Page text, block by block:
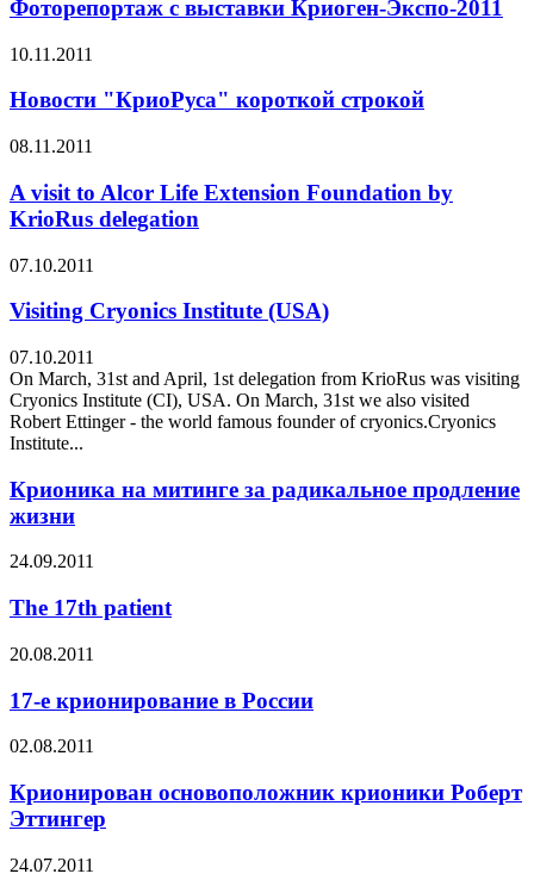
Фоторепортаж с выставки Криоген-Экспо-2011
10.11.2011
Новости "КриоРуса" короткой строкой
08.11.2011
A visit to Alcor Life Extension Foundation by
KrioRus delegation
07.10.2011
Visiting Cryonics Institute (USA)
07.10.2011
On March, 31st and April, 1st delegation from KrioRus was visiting
Cryonics Institute (CI), USA. On March, 31st we also visited
Robert Ettinger - the world famous founder of cryonics.Cryonics
Institute...
Крионика на митинге за радикальное продление
жизни
24.09.2011
The 17th patient
20.08.2011
17-е крионирование в России
02.08.2011
Крионирован основоположник крионики Роберт
Эттингер
24.07.2011